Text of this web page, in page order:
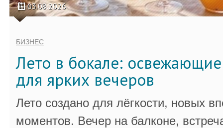
03.08.2026
БИЗНЕС
Лето в бокале:
для ярких вечеров
Лето создано для лёгкости, новых
моментов. Вечер на балконе,